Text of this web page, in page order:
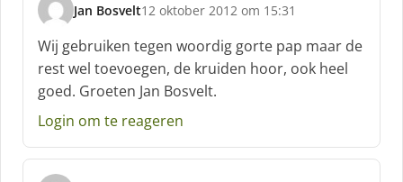
Jan Bosvelt
s
c
h
r
e
e
:
12 oktober 2012 om 15:31
Wij gebruiken tegen woordig gorte pap maar de
rest wel toevoegen, de kruiden hoor, ook heel
goed. Groeten Jan Bosvelt.
Login om te reageren